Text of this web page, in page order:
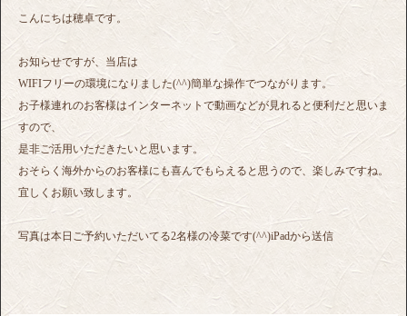
こんにちは穂卓です。
お知らせですが、当店は
WIFIフリーの環境になりました(^^)簡単な操作でつながります。
お子様連れのお客様はインターネットで動画などが見れると便利だと思いま
すので、
是非ご活用いただきたいと思います。
おそらく海外からのお客様にも喜んでもらえると思うので、楽しみですね。
宜しくお願い致します。
写真は本日ご予約いただいてる2名様の冷菜です(^^)iPadから送信